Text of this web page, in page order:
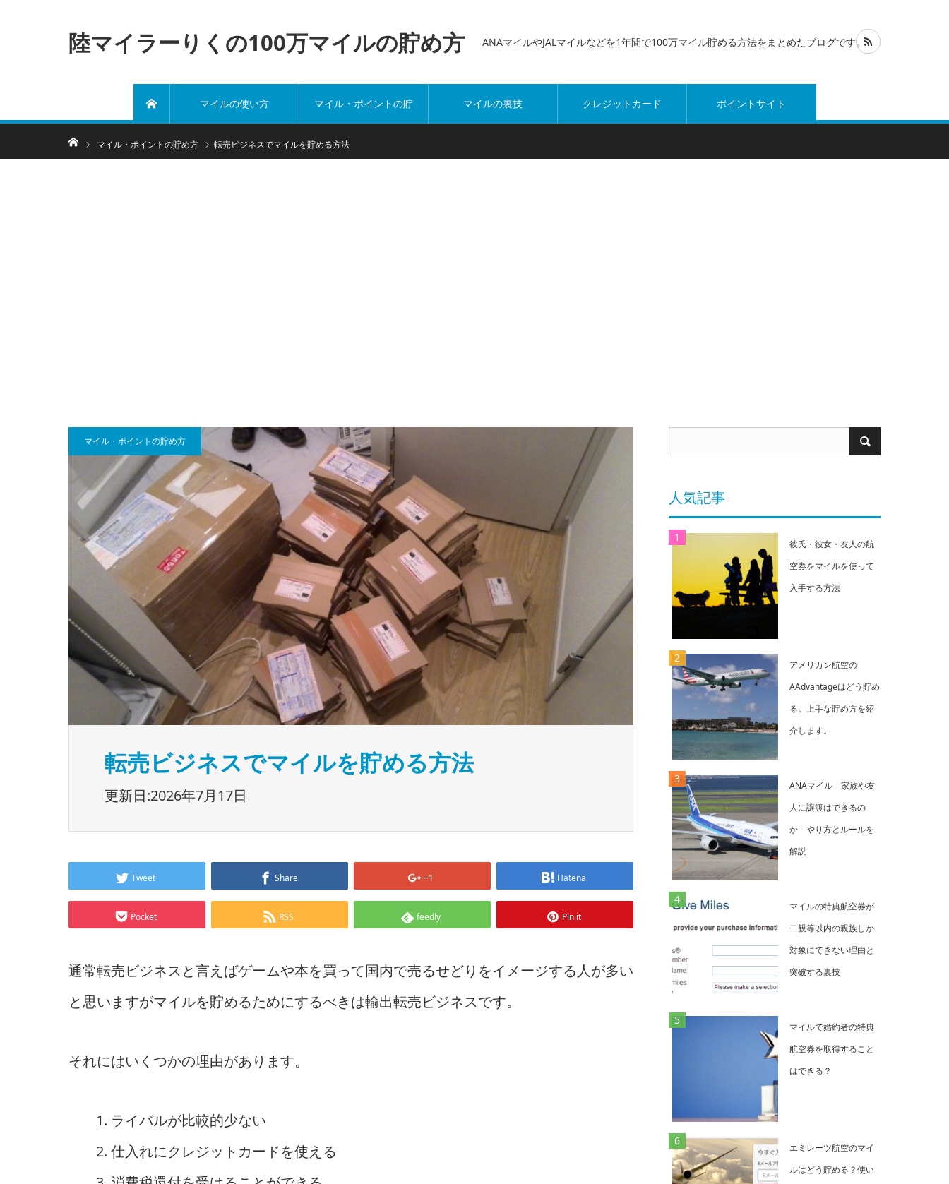
陸マイラーりくの100万マイルの貯め方 ANAマイルやJALマイルなどを1年間で100万マイル貯める方法をまとめたブログです。
マイルの使い方 マイル・ポイントの貯 マイルの裏技 クレジットカード ポイントサイト
ホームマイル・ポイントの貯め方 転売ビジネスでマイルを貯める方法
マイル・ポイントの貯め方
転売ビジネスでマイルを貯める方法
更新日:2026年7月17日
Tweet Share +1 Hatena
Pocket RSS feedly Pin it
通常転売ビジネスと言えばゲームや本を買って国内で売るせどりをイメージする人が多い
と思いますがマイルを貯めるためにするべきは輸出転売ビジネスです。
それにはいくつかの理由があります。
ライバルが比較的少ない
仕入れにクレジットカードを使える
人気記事
彼氏・彼女・友人の航
空券をマイルを使って
入手する方法
アメリカン航空の
AAdvantageはどう貯め
る。上手な貯め方を紹
介します。
ANAマイル 家族や友
人に譲渡はできるの
か やり方とルールを
解説
マイルの特典航空券が
二親等以内の親族しか
対象にできない理由と
突破する裏技
マイルで婚約者の特典
航空券を取得すること
はできる？
エミレーツ航空のマイ
ルはどう貯める？使い